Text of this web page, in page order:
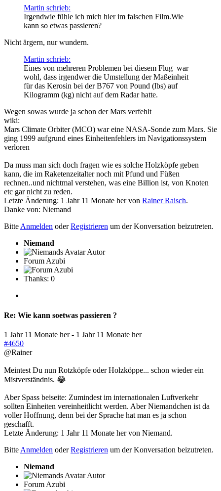
Martin schrieb:
Irgendwie fühle ich mich hier im falschen Film.Wie
kann so etwas passieren?
Nicht ärgern, nur wundern.
Martin schrieb:
Eines von mehreren Problemen bei diesem Flug war
wohl, dass irgendwer die Umstellung der Maßeinheit
für das Kerosin bei der B767 von Pound (lbs) auf
Kilogramm (kg) nicht auf dem Radar hatte.
Wegen sowas wurde ja schon der Mars verfehlt
wiki:
Mars Climate Orbiter (MCO) war eine NASA-Sonde zum Mars. Sie
ging 1999 aufgrund eines Einheitenfehlers im Navigationssystem
verloren
Da muss man sich doch fragen wie es solche Holzköpfe geben
kann, die im Raketenzeitalter noch mit Pfund und Füßen
rechnen..und nichtmal verstehen, was eine Billion ist, von Knoten
etc gar nicht zu reden.
Letzte Änderung: 1 Jahr 11 Monate her von Rainer Raisch.
Danke von: Niemand
BitteAnmelden oderRegistrieren um der Konversation beizutreten.
Niemand
Autor
Forum Azubi
Thanks: 0
Re: Wie kann soetwas passieren ?
1 Jahr 11 Monate her- 1 Jahr 11 Monate her
#4650
@Rainer
Meintest Du nun Rotzköpfe oder Holzköppe... schon wieder ein
Mistverständnis. 😂
Aber Spass beiseite: Zumindest im internationalen Luftverkehr
sollten Einheiten vereinheitlicht werden. Aber Niemandchen ist da
voller Hoffnung, denn bei der Sprache hat man es ja schon
geschafft.
Letzte Änderung: 1 Jahr 11 Monate her von Niemand.
Bitte Anmelden oderRegistrieren um der Konversation beizutreten.
Niemand
Autor
Forum Azubi